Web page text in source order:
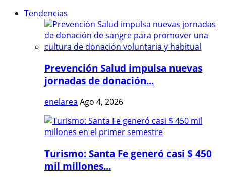
Tendencias
Prevención Salud impulsa nuevas
jornadas de donación...
enelarea Ago 4, 2026
Turismo: Santa Fe generó casi $ 450
mil millones...